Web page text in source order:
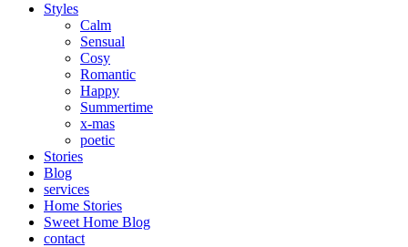
Styles
Calm
Sensual
Cosy
Romantic
Happy
Summertime
x-mas
poetic
Stories
Blog
services
Home Stories
Sweet Home Blog
contact